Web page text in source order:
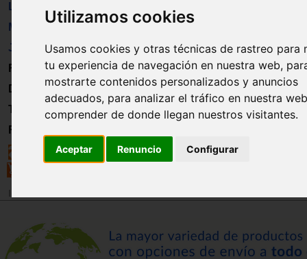
Utilizamos cookies
Usamos cookies y otras técnicas de rastreo para
tu experiencia de navegación en nuestra web,
mostrarte contenidos personalizados y anuncios
adecuados, para analizar el tráfico en nuestra
comprender de donde llegan nuestros visitantes.
Aceptar Renuncio Configurar
Libros
Material
Juguetes
Formación
Directorio
Trabajo
Registro